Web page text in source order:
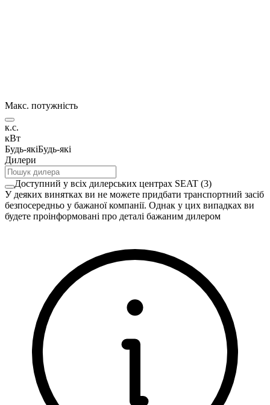
Макс. потужність
к.с.
кВт
Будь-якіБудь-які
Дилери
Доступний у всіх дилерських центрах SEAT (3)
У деяких винятках ви не можете придбати транспортний засіб
безпосередньо у бажаної компанії. Однак у цих випадках ви
будете проінформовані про деталі бажаним дилером